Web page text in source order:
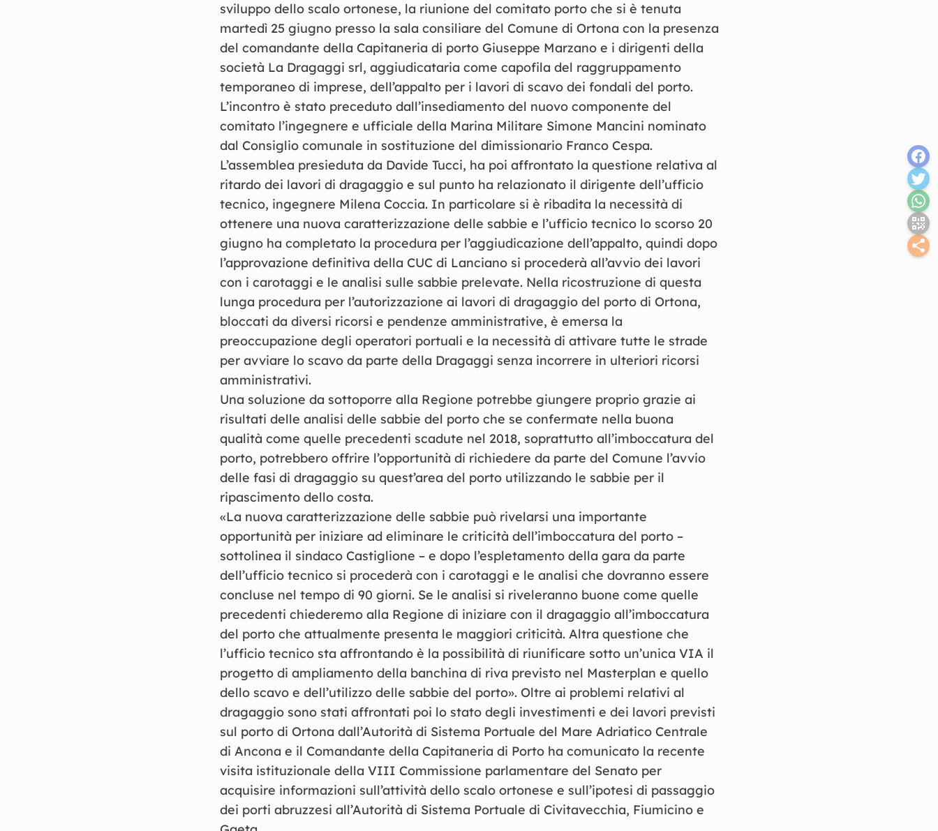
sviluppo dello scalo ortonese, la riunione del comitato porto che si è tenuta
martedì 25 giugno presso la sala consiliare del Comune di Ortona con la presenza
del comandante della Capitaneria di porto Giuseppe Marzano e i dirigenti della
società La Dragaggi srl, aggiudicataria come capofila del raggruppamento
temporaneo di imprese, dell’appalto per i lavori di scavo dei fondali del porto.
L’incontro è stato preceduto dall’insediamento del nuovo componente del
comitato l’ingegnere e ufficiale della Marina Militare Simone Mancini nominato
dal Consiglio comunale in sostituzione del dimissionario Franco Cespa.
L’assemblea presieduta da Davide Tucci, ha poi affrontato la questione relativa al
ritardo dei lavori di dragaggio e sul punto ha relazionato il dirigente dell’ufficio
tecnico, ingegnere Milena Coccia. In particolare si è ribadita la necessità di
ottenere una nuova caratterizzazione delle sabbie e l’ufficio tecnico lo scorso 20
giugno ha completato la procedura per l’aggiudicazione dell’appalto, quindi dopo
l’approvazione definitiva della CUC di Lanciano si procederà all’avvio dei lavori
con i carotaggi e le analisi sulle sabbie prelevate. Nella ricostruzione di questa
lunga procedura per l’autorizzazione ai lavori di dragaggio del porto di Ortona,
bloccati da diversi ricorsi e pendenze amministrative, è emersa la
preoccupazione degli operatori portuali e la necessità di attivare tutte le strade
per avviare lo scavo da parte della Dragaggi senza incorrere in ulteriori ricorsi
amministrativi.
Una soluzione da sottoporre alla Regione potrebbe giungere proprio grazie ai
risultati delle analisi delle sabbie del porto che se confermate nella buona
qualità come quelle precedenti scadute nel 2018, soprattutto all’imboccatura del
porto, potrebbero offrire l’opportunità di richiedere da parte del Comune l’avvio
delle fasi di dragaggio su quest’area del porto utilizzando le sabbie per il
ripascimento dello costa.
«La nuova caratterizzazione delle sabbie può rivelarsi una importante
opportunità per iniziare ad eliminare le criticità dell’imboccatura del porto –
sottolinea il sindaco Castiglione – e dopo l’espletamento della gara da parte
dell’ufficio tecnico si procederà con i carotaggi e le analisi che dovranno essere
concluse nel tempo di 90 giorni. Se le analisi si riveleranno buone come quelle
precedenti chiederemo alla Regione di iniziare con il dragaggio all’imboccatura
del porto che attualmente presenta le maggiori criticità. Altra questione che
l’ufficio tecnico sta affrontando è la possibilità di riunificare sotto un’unica VIA il
progetto di ampliamento della banchina di riva previsto nel Masterplan e quello
dello scavo e dell’utilizzo delle sabbie del porto». Oltre ai problemi relativi al
dragaggio sono stati affrontati poi lo stato degli investimenti e dei lavori previsti
sul porto di Ortona dall’Autorità di Sistema Portuale del Mare Adriatico Centrale
di Ancona e il Comandante della Capitaneria di Porto ha comunicato la recente
visita istituzionale della VIII Commissione parlamentare del Senato per
acquisire informazioni sull’attività dello scalo ortonese e sull’ipotesi di passaggio
dei porti abruzzesi all’Autorità di Sistema Portuale di Civitavecchia, Fiumicino e